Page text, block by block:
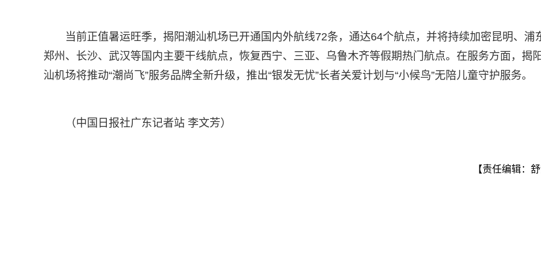
当前正值暑运旺季，揭阳潮汕机场已开通国内外航线72条，通达64个航点，并将持续加密昆明、浦
郑州、长沙、武汉等国内主要干线航点，恢复西宁、三亚、乌鲁木齐等假期热门航点。在服务方面，揭
汕机场将推动“潮尚飞”服务品牌全新升级，推出“银发无忧”长者关爱计划与“小候鸟”无陪儿童守护服务。
（中国日报社广东记者站 李文芳）
【责任编辑：舒